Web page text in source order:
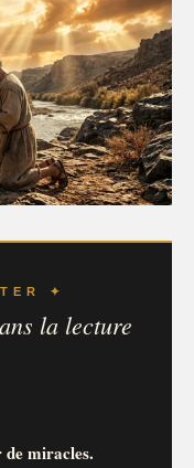
✦
la lecture
miracles.